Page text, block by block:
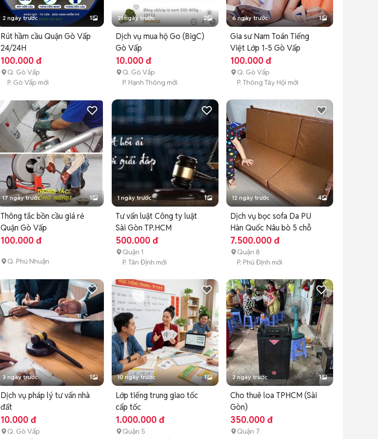
2 ngày trước 1
Rút hầm cầu Quận Gò Vấp
24/24H
100.000 đ
Q. Gò Vấp
P. Gò Vấp mới
21 ngày trước 2
Dịch vụ mua hộ Go (BigC)
Gò Vấp
10.000 đ
Q. Gò Vấp
P. Hạnh Thông mới
6 ngày trước 1
Gia sư Nam Toán Tiếng
Việt Lớp 1-5 Gò Vấp
100.000 đ
Q. Gò Vấp
P. Thông Tây Hội mới
17 ngày trước 1
Thông tắc bồn cầu giá rẻ
Quận Gò Vấp
100.000 đ
Q. Phú Nhuận
1 ngày trước 1
Tư vấn luật Công ty luật
Sài Gòn TP.HCM
500.000 đ
Quận 1
P. Tân Định mới
12 ngày trước 4
Dịch vụ bọc sofa Da PU
Hàn Quốc Nâu bò 5 chỗ
7.500.000 đ
Quận 8
P. Phú Định mới
3 ngày trước 1
Dịch vụ pháp lý tư vấn nhà
đất
10.000 đ
Q. Gò Vấp
10 ngày trước 1
Lớp tiếng trung giao tốc
cấp tốc
1.000.000 đ
Quận 5
2 ngày trước 1
Cho thuê loa TPHCM (Sài
Gòn)
350.000 đ
Quận 7